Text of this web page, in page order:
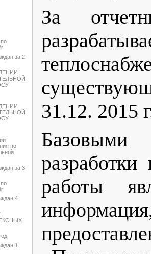
за 2
по
за 3
4
1
За
31.12. 2015
разработки
работы